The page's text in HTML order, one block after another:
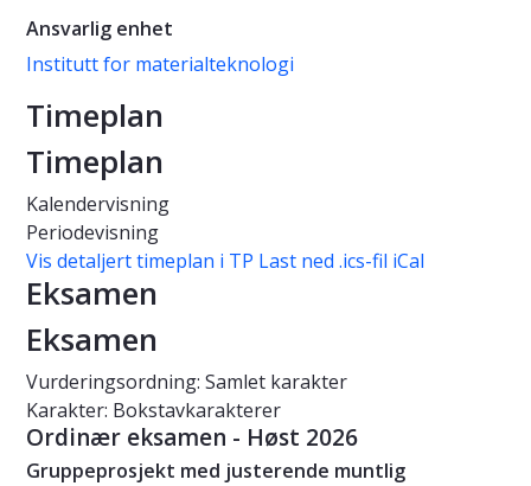
Ansvarlig enhet
Institutt for materialteknologi
Timeplan
Timeplan
Kalendervisning
Periodevisning
Vis detaljert timeplan i TP Last ned .ics-fil iCal
Eksamen
Eksamen
Vurderingsordning: Samlet karakter
Karakter: Bokstavkarakterer
Ordinær eksamen - Høst 2026
Gruppeprosjekt med justerende muntlig